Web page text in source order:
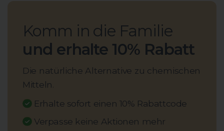
Komm in die Familie
und erhalte 10% Rabatt
Die natürliche Alternative zu chemischen
Mitteln.
Erhalte sofort einen 10% Rabattcode
Verpasse keine Aktionen mehr